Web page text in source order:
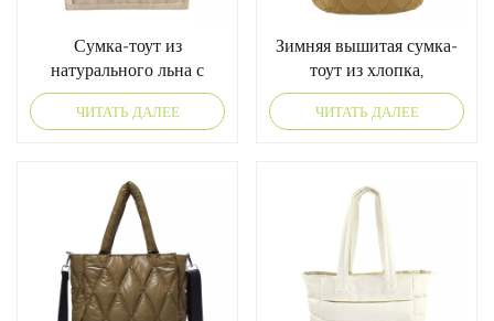
Сумка-тоут из
натурального льна с
узором «ёлочка» и
плечевым ремнём
ЧИТАТЬ ДАЛЕЕ
Зимняя вышитая сумка-
тоут из хлопка,
имитирующего пух
ЧИТАТЬ ДАЛЕЕ